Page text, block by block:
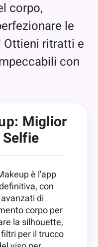
corpo,
le
ritratti e
con
Miglior
è l'app
con
di
corpo per
la silhouette,
per il trucco